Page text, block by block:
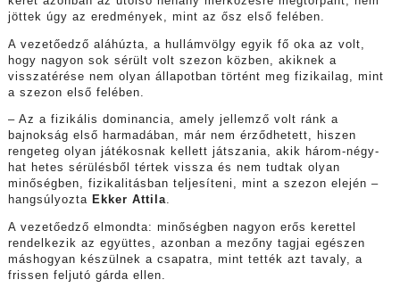
jöttek úgy az eredmények, mint az ősz első felében.
A vezetőedző aláhúzta, a hullámvölgy egyik fő oka az volt,
hogy nagyon sok sérült volt szezon közben, akiknek a
visszatérése nem olyan állapotban történt meg fizikailag, mint
a szezon első felében.
– Az a fizikális dominancia, amely jellemző volt ránk a
bajnokság első harmadában, már nem érződhetett, hiszen
rengeteg olyan játékosnak kellett játszania, akik három-négy-
hat hetes sérülésből tértek vissza és nem tudtak olyan
minőségben, fizikalitásban teljesíteni, mint a szezon elején –
hangsúlyozta Ekker Attila.
A vezetőedző elmondta: minőségben nagyon erős kerettel
rendelkezik az együttes, azonban a mezőny tagjai egészen
máshogyan készülnek a csapatra, mint tették azt tavaly, a
frissen feljutó gárda ellen.